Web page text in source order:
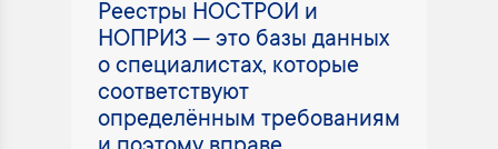
Реестры НОСТРОЙ и
НОПРИЗ — это базы данных
о специалистах, которые
соответствуют
определённым требованиям